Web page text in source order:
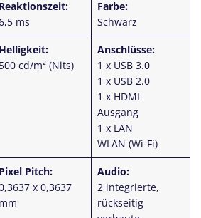
Reaktionszeit:
ms
Farbe:
Schwarz
Helligkeit:
500 cd/m² (Nits)
Anschlüsse:
1 x USB 3.0
1 x USB 2.0
1 x HDMI-
Ausgang
1 x LAN
WLAN (Wi-Fi)
Pixel Pitch:
x 0,3637
mm
Audio:
2 integrierte,
rückseitig